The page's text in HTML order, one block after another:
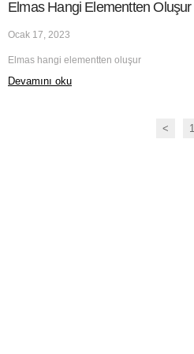
Elmas Hangi Elementten Oluşur
Ocak 17, 2023
Elmas hangi elementten oluşur
Devamını oku
< 1